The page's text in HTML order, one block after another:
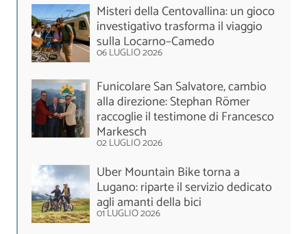
Misteri della Centovallina: un gioco
investigativo trasforma il viaggio
sulla Locarno–Camedo
06 LUGLIO 2026
Funicolare San Salvatore, cambio
alla direzione: Stephan Römer
raccoglie il testimone di Francesco
Markesch
02 LUGLIO 2026
Uber Mountain Bike torna a
Lugano: riparte il servizio dedicato
agli amanti della bici
01 LUGLIO 2026